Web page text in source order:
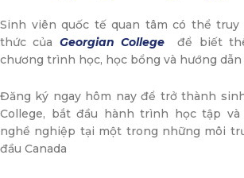
Sinh viên quốc tế quan tâm có thể
thức của Georgian Collegeđể biết
chương trình học, học bổng và hướng dẫn
Đăng ký ngay hôm nay để trở thành
College, bắt đầu hành trình học tập
nghề nghiệp tại một trong những môi
đầu Canada